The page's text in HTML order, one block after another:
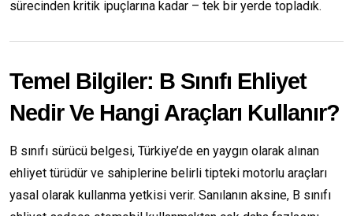
sürecinden kritik ipuçlarına kadar – tek bir yerde topladık.
Temel Bilgiler: B Sınıfı Ehliyet
Nedir Ve Hangi Araçları Kullanır?
B sınıfı sürücü belgesi, Türkiye’de en yaygın olarak alınan
ehliyet türüdür ve sahiplerine belirli tipteki motorlu araçları
yasal olarak kullanma yetkisi verir. Sanılanın aksine, B sınıfı